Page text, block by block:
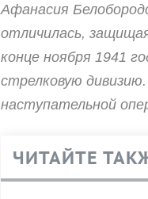
Афанасия
отличилась,
конце ноября 1941
стрелковую
наступательной
ЧИТАЙТЕ